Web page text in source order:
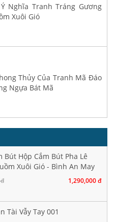
Nghĩa Tranh Tráng Gương
Xuôi Gió
Thủy Của Tranh Mã Đáo
Ngựa Bát Mã
Bút Hộp Cắm Bút Pha Lê
Xuôi Gió - Bình An May
1,290,000 đ
Tài Vẫy Tay 001